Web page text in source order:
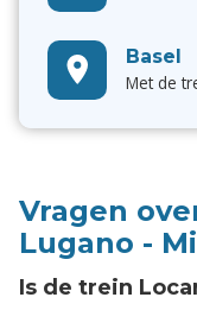
Basel
Met de
Vragen
Lugano -
Is de trein